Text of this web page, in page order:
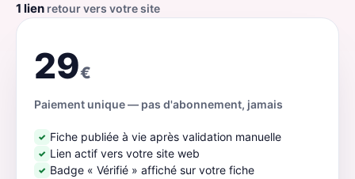
1 lien retour vers votre site
29€
Paiement unique — pas d'abonnement, jamais
✓ Fiche publiée à vie après validation manuelle
✓ Lien actif vers votre site web
✓ Badge « Vérifié » affiché sur votre fiche